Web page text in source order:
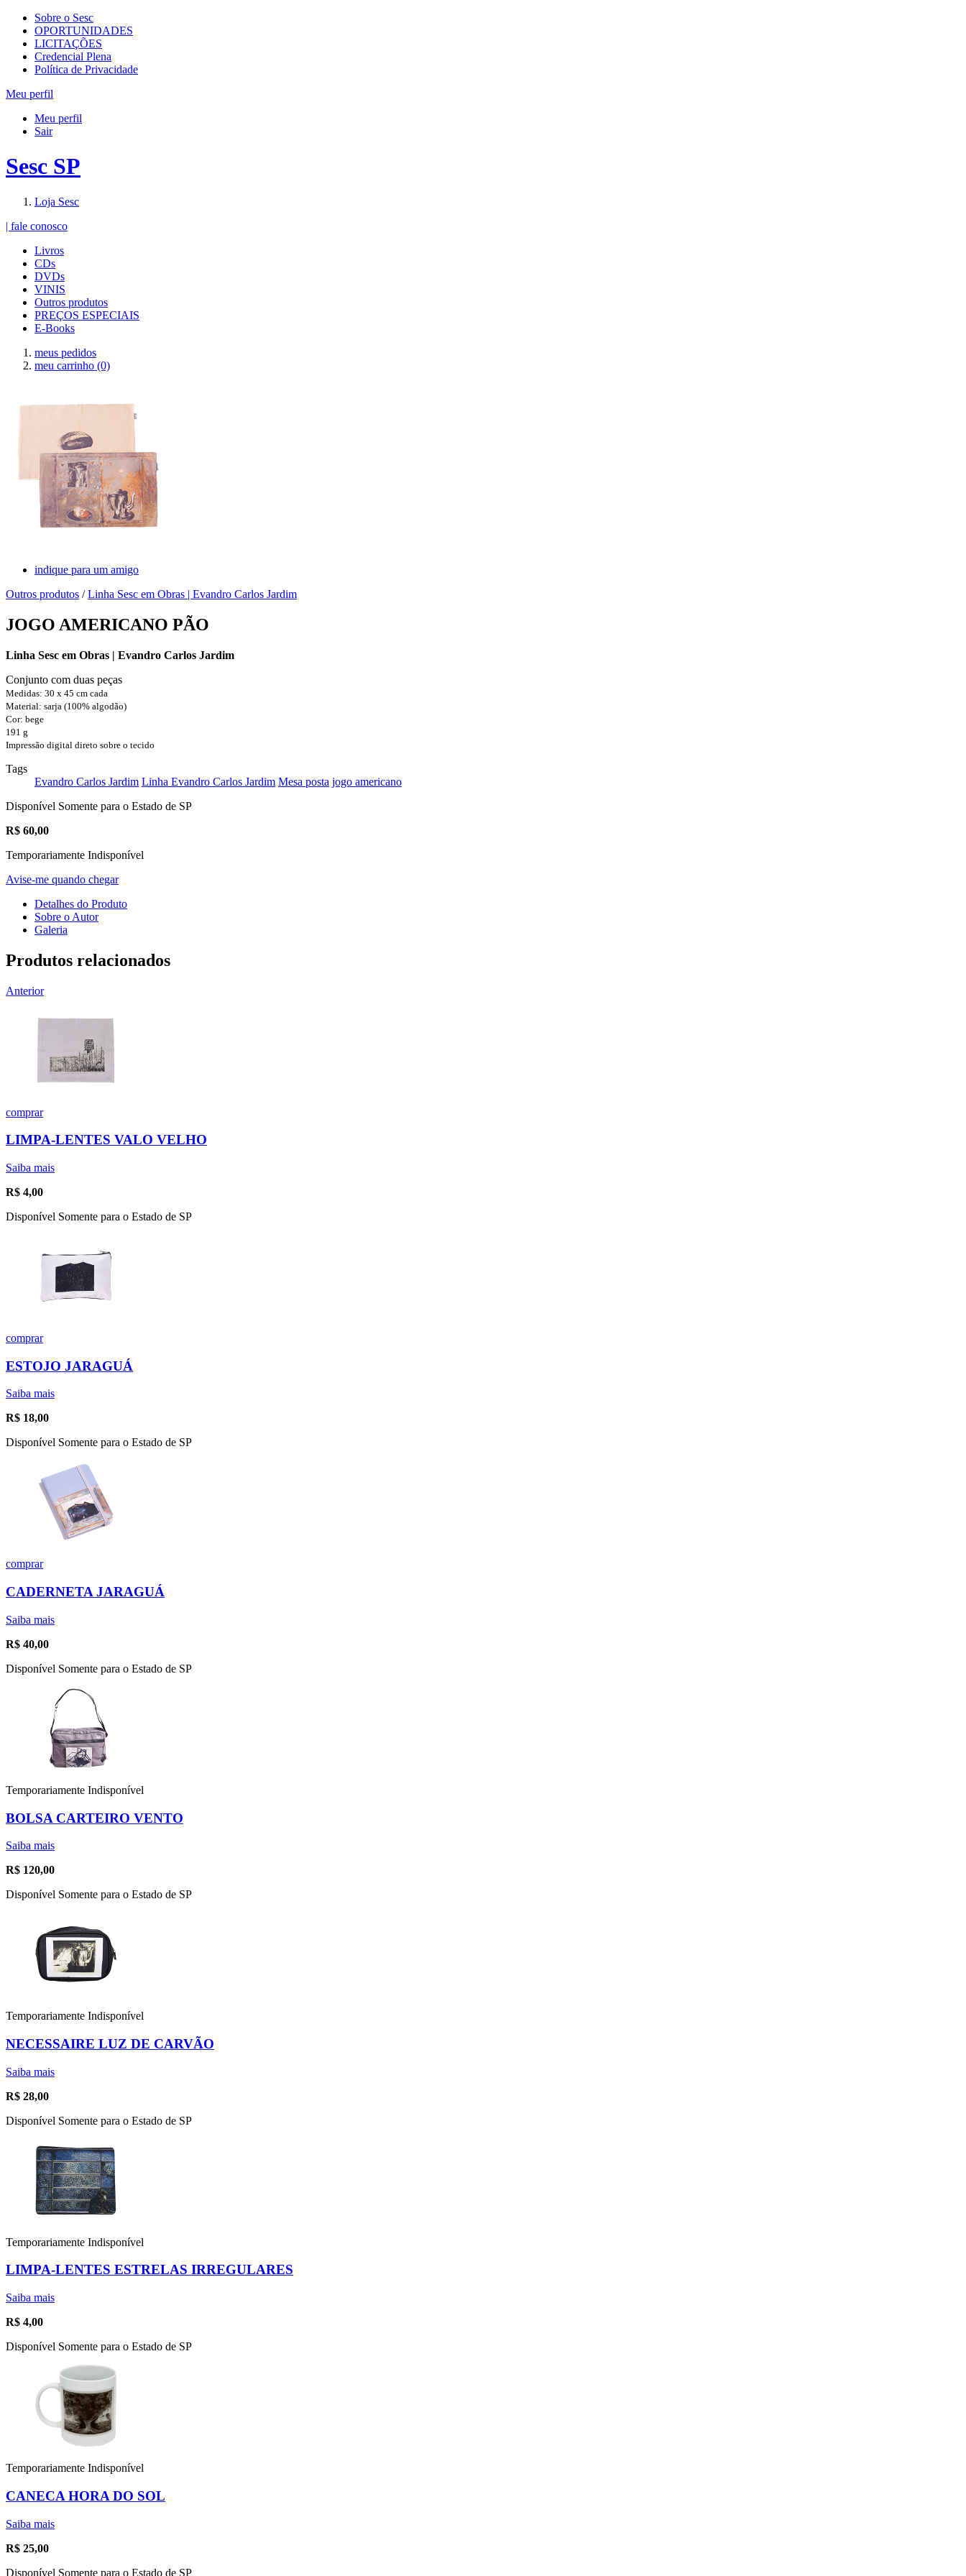
Sobre o Sesc
OPORTUNIDADES
LICITAÇÕES
Credencial Plena
Política de Privacidade
Meu perfil
Meu perfil
Sair
Sesc SP
Loja Sesc
| fale conosco
Livros
CDs
DVDs
VINIS
Outros produtos
PREÇOS ESPECIAIS
E-Books
meus pedidos
meu carrinho (0)
indique para um amigo
Outros produtos /Linha Sesc em Obras | Evandro Carlos Jardim
JOGO AMERICANO PÃO
Linha Sesc em Obras | Evandro Carlos Jardim
Conjunto com duas peças
Medidas: 30 x 45 cm cada
Material: sarja (100% algodão)
Cor: bege
191 g
Impressão digital direto sobre o tecido
Tags
Evandro Carlos Jardim Linha Evandro Carlos Jardim Mesa posta jogo americano
Disponível Somente para o Estado de SP
R$ 60,00
Temporariamente Indisponível
Avise-me quando chegar
Detalhes do Produto
Sobre o Autor
Galeria
Produtos relacionados
Anterior
comprar
LIMPA-LENTES VALO VELHO
Saiba mais
R$ 4,00
Disponível Somente para o Estado de SP
comprar
ESTOJO JARAGUÁ
Saiba mais
R$ 18,00
Disponível Somente para o Estado de SP
comprar
CADERNETA JARAGUÁ
Saiba mais
R$ 40,00
Disponível Somente para o Estado de SP
Temporariamente Indisponível
BOLSA CARTEIRO VENTO
Saiba mais
R$ 120,00
Disponível Somente para o Estado de SP
Temporariamente Indisponível
NECESSAIRE LUZ DE CARVÃO
Saiba mais
R$ 28,00
Disponível Somente para o Estado de SP
Temporariamente Indisponível
LIMPA-LENTES ESTRELAS IRREGULARES
Saiba mais
R$ 4,00
Disponível Somente para o Estado de SP
Temporariamente Indisponível
CANECA HORA DO SOL
Saiba mais
R$ 25,00
Disponível Somente para o Estado de SP